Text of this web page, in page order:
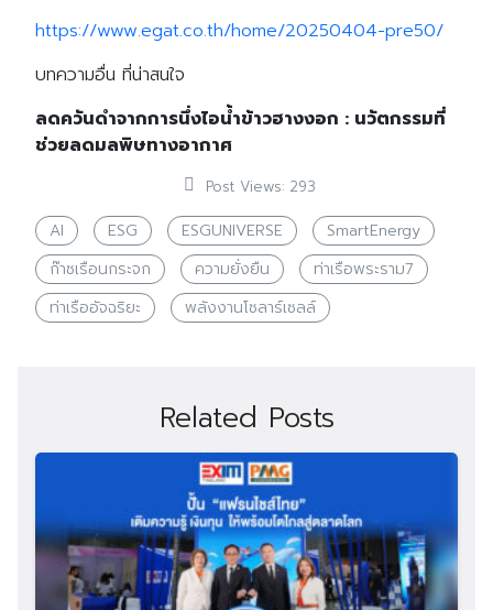
https://www.egat.co.th/home/20250404-pre50/
บทความอื่น ที่น่าสนใจ
ลดควันดำจากการนึ่งไอน้ำข้าวฮางงอก : นวัตกรรมที่
ช่วยลดมลพิษทางอากาศ
Post Views: 293
AI ESG ESGUNIVERSE
SmartEnergy
ก๊าซเรือนกระจก
ความยั่งยืน
ท่าเรือพระราม7
ท่าเรืออัจฉริยะ
พลังงานโซลาร์เซลล์
Related Posts